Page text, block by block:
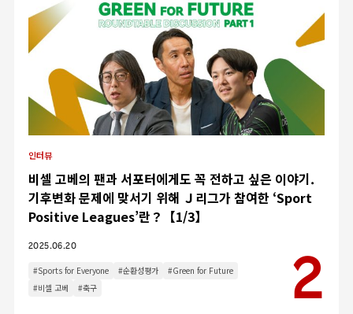
인터뷰
비셀 고베의 팬과 서포터에게도 꼭 전하고 싶은 이야기.
기후변화 문제에 맞서기 위해 Ｊ리그가 참여한 ‘Sport
Positive Leagues’란？【1/3】
2025.06.20
#Sports for Everyone #순환성평가
#Green for Future
#비셀 고베
#축구